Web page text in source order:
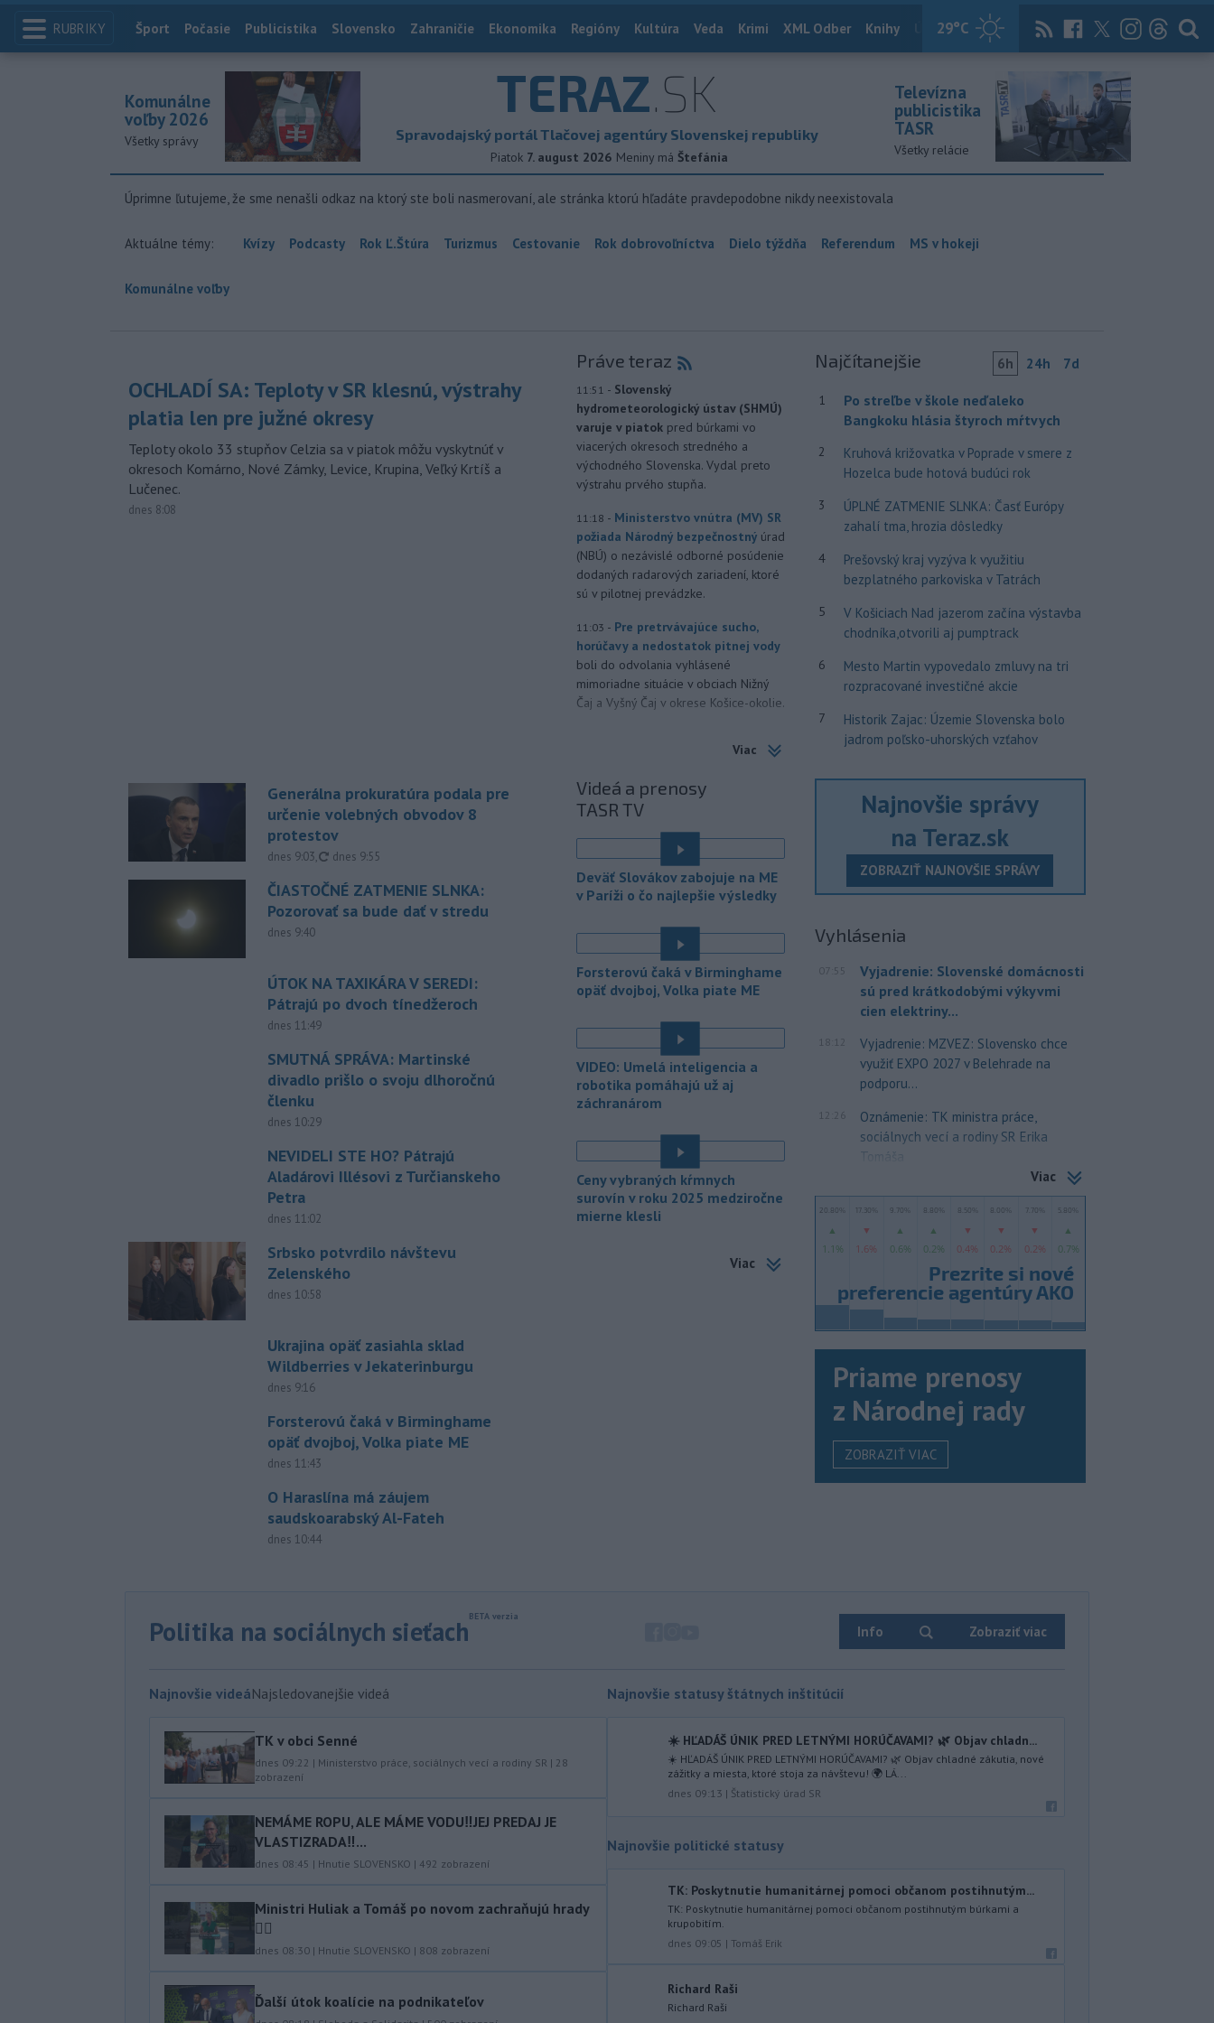
RUBRIKY 29°C
Index
Šport Počasie Publicistika Slovensko Zahraničie Ekonomika Regióny Kultúra Veda Krimi XML Odber Knihy Útulkovo Magazín News Now Archív
TERAZ.SK
Spravodajský portál Tlačovej agentúry Slovenskej republiky
Piatok 7. august 2026 Meniny má Štefánia
Komunálne
voľby 2026
Všetky správy
Televízna
publicistika
TASR
Všetky relácie
Úprimne ľutujeme, že sme nenašli odkaz na ktorý ste boli nasmerovaní, ale stránka ktorú hľadáte pravdepodobne nikdy neexistovala
Aktuálne témy: Kvízy Podcasty Rok Ľ.Štúra Turizmus Cestovanie Rok dobrovoľníctva Dielo týždňa Referendum MS v hokeji
Komunálne voľby
OCHLADÍ SA: Teploty v SR klesnú, výstrahy
platia len pre južné okresy
Teploty okolo 33 stupňov Celzia sa v piatok môžu vyskytnúť v
okresoch Komárno, Nové Zámky, Levice, Krupina, Veľký Krtíš a
Lučenec.
dnes 8:08
Generálna prokuratúra podala pre
určenie volebných obvodov 8
protestov
dnes 9:03, aktualizované
dnes 9:55
ČIASTOČNÉ ZATMENIE SLNKA:
Pozorovať sa bude dať v stredu
dnes 9:40
ÚTOK NA TAXIKÁRA V SEREDI:
Pátrajú po dvoch tínedžeroch
dnes 11:49
SMUTNÁ SPRÁVA: Martinské
divadlo prišlo o svoju dlhoročnú
členku
dnes 10:29
NEVIDELI STE HO? Pátrajú
Aladárovi Illésovi z Turčianskeho
Petra
dnes 11:02
Srbsko potvrdilo návštevu
Zelenského
dnes 10:58
Ukrajina opäť zasiahla sklad
Wildberries v Jekaterinburgu
dnes 9:16
Forsterovú čaká v Birminghame
opäť dvojboj, Volka piate ME
dnes 11:43
O Haraslína má záujem
saudskoarabský Al-Fateh
dnes 10:44
Práve teraz
11:51 - Slovenský
hydrometeorologický ústav (SHMÚ)
varuje v piatok pred búrkami vo
viacerých okresoch stredného a
východného Slovenska. Vydal preto
výstrahu prvého stupňa.
11:18 - Ministerstvo vnútra (MV) SR
požiada Národný bezpečnostný úrad
(NBÚ) o nezávislé odborné posúdenie
dodaných radarových zariadení, ktoré
sú v pilotnej prevádzke.
11:03 - Pre pretrvávajúce sucho,
horúčavy a nedostatok pitnej vody
boli do odvolania vyhlásené
mimoriadne situácie v obciach Nižný
Čaj a Vyšný Čaj v okrese Košice-okolie.
do ukončenia premávky bude z
Lovestream na starom letisku v
bratislavských Vajnoroch upravená
organizácia MHD v oblasti Vajnôr.
- Slovenský futbalista Lukáš
Haraslín môže v najbližšom období
zmeniť klubovú adresu. O 30-ročného
portálu isport.cz zaujíma
saudskoarabský Al-Fateh.
10:23
Vo veku 94 rokov zomrela 29.
členka Slovenského komorného
divadla (SKD) v Martine Helena
Sudická.
10:15 - Národná diaľničná
mostného záveru na ľavej strane
mosta Lanfranconi, ktorý je súčasťou
bratislavskej diaľnice D2.
10:02 - Počet potvrdených prípadov
(KDR) presiahol hranicu 4000.
stupňa platialen pre južné okresy.
Informuje o tom Slovenský
svojom webe. V Košickom kraji varuje
pred silným vetrom.
Japonsko nariadilo evakuáciu
tajfúnu Dolphin, ktorý sa k tomuto
zároveň v piatok zrušili viac ako 500
letov.
Talianska polícia oznámila,
Alžírska dopravovali migrantov na
ostrov Sardínia. Pri raziách zatkla
Viac
Videá a prenosy
TASR TV
Deväť Slovákov zabojuje na ME
v Paríži o čo najlepšie výsledky
Forsterovú čaká v Birminghame
opäť dvojboj, Volka piate ME
VIDEO: Umelá inteligencia a
robotika pomáhajú už aj
záchranárom
Ceny vybraných kŕmnych
surovín v roku 2025 medziročne
mierne klesli
Viac
Najčítanejšie 6h 24h 7d
1
Po streľbe v škole neďaleko
Bangkoku hlásia štyroch mŕtvych
2
Kruhová križovatka v Poprade v smere z
Hozelca bude hotová budúci rok
3
ÚPLNÉ ZATMENIE SLNKA: Časť Európy
zahalí tma, hrozia dôsledky
4
Prešovský kraj vyzýva k využitiu
bezplatného parkoviska v Tatrách
5
V Košiciach Nad jazerom začína výstavba
chodníka,otvorili aj pumptrack
6
Mesto Martin vypovedalo zmluvy na tri
rozpracované investičné akcie
7
Historik Zajac: Územie Slovenska bolo
jadrom poľsko-uhorských vzťahov
Najnovšie správy
na Teraz.sk
ZOBRAZIŤ NAJNOVŠIE SPRÁVY
Vyhlásenia
07:55
Vyjadrenie: Slovenské domácnosti
sú pred krátkodobými výkyvmi
cien elektriny...
18:12
Vyjadrenie: MZVEZ: Slovensko chce
využiť EXPO 2027 v Belehrade na
podporu...
12:26
Oznámenie: TK ministra práce,
sociálnych vecí a rodiny SR Erika
Tomáša
Viac
Priame prenosy
z Národnej rady
ZOBRAZIŤ VIAC
Politika na sociálnych sieťach Info Zobraziť viac
Najnovšie videáNajsledovanejšie videá
TK v obci Senné
dnes 09:22 | Ministerstvo práce, sociálnych vecí a rodiny SR | 28
zobrazení
NEMÁME ROPU, ALE MÁME VODU‼️JEJ PREDAJ JE
VLASTIZRADA‼️...
dnes 08:45 | Hnutie SLOVENSKO | 492 zobrazení
Ministri Huliak a Tomáš po novom zachraňujú hrady
🤦‍♂️
dnes 08:30 | Hnutie SLOVENSKO | 808 zobrazení
Ďalší útok koalície na podnikateľov
Najnovšie statusy štátnych inštitúcií
☀️ HĽADÁŠ ÚNIK PRED LETNÝMI HORÚČAVAMI? 🌿 Objav chladn...
☀️ HĽADÁŠ ÚNIK PRED LETNÝMI HORÚČAVAMI? 🌿 Objav chladné zákutia, nové
zážitky a miesta, ktoré stoja za návštevu! 🌍 LÁ...
dnes 09:13 | Štatistický úrad SR
Najnovšie politické statusy
TK: Poskytnutie humanitárnej pomoci občanom postihnutým...
TK: Poskytnutie humanitárnej pomoci občanom postihnutým búrkami a
krupobitím.
dnes 09:05 | Tomáš Erik
Richard Raši
Richard Raši